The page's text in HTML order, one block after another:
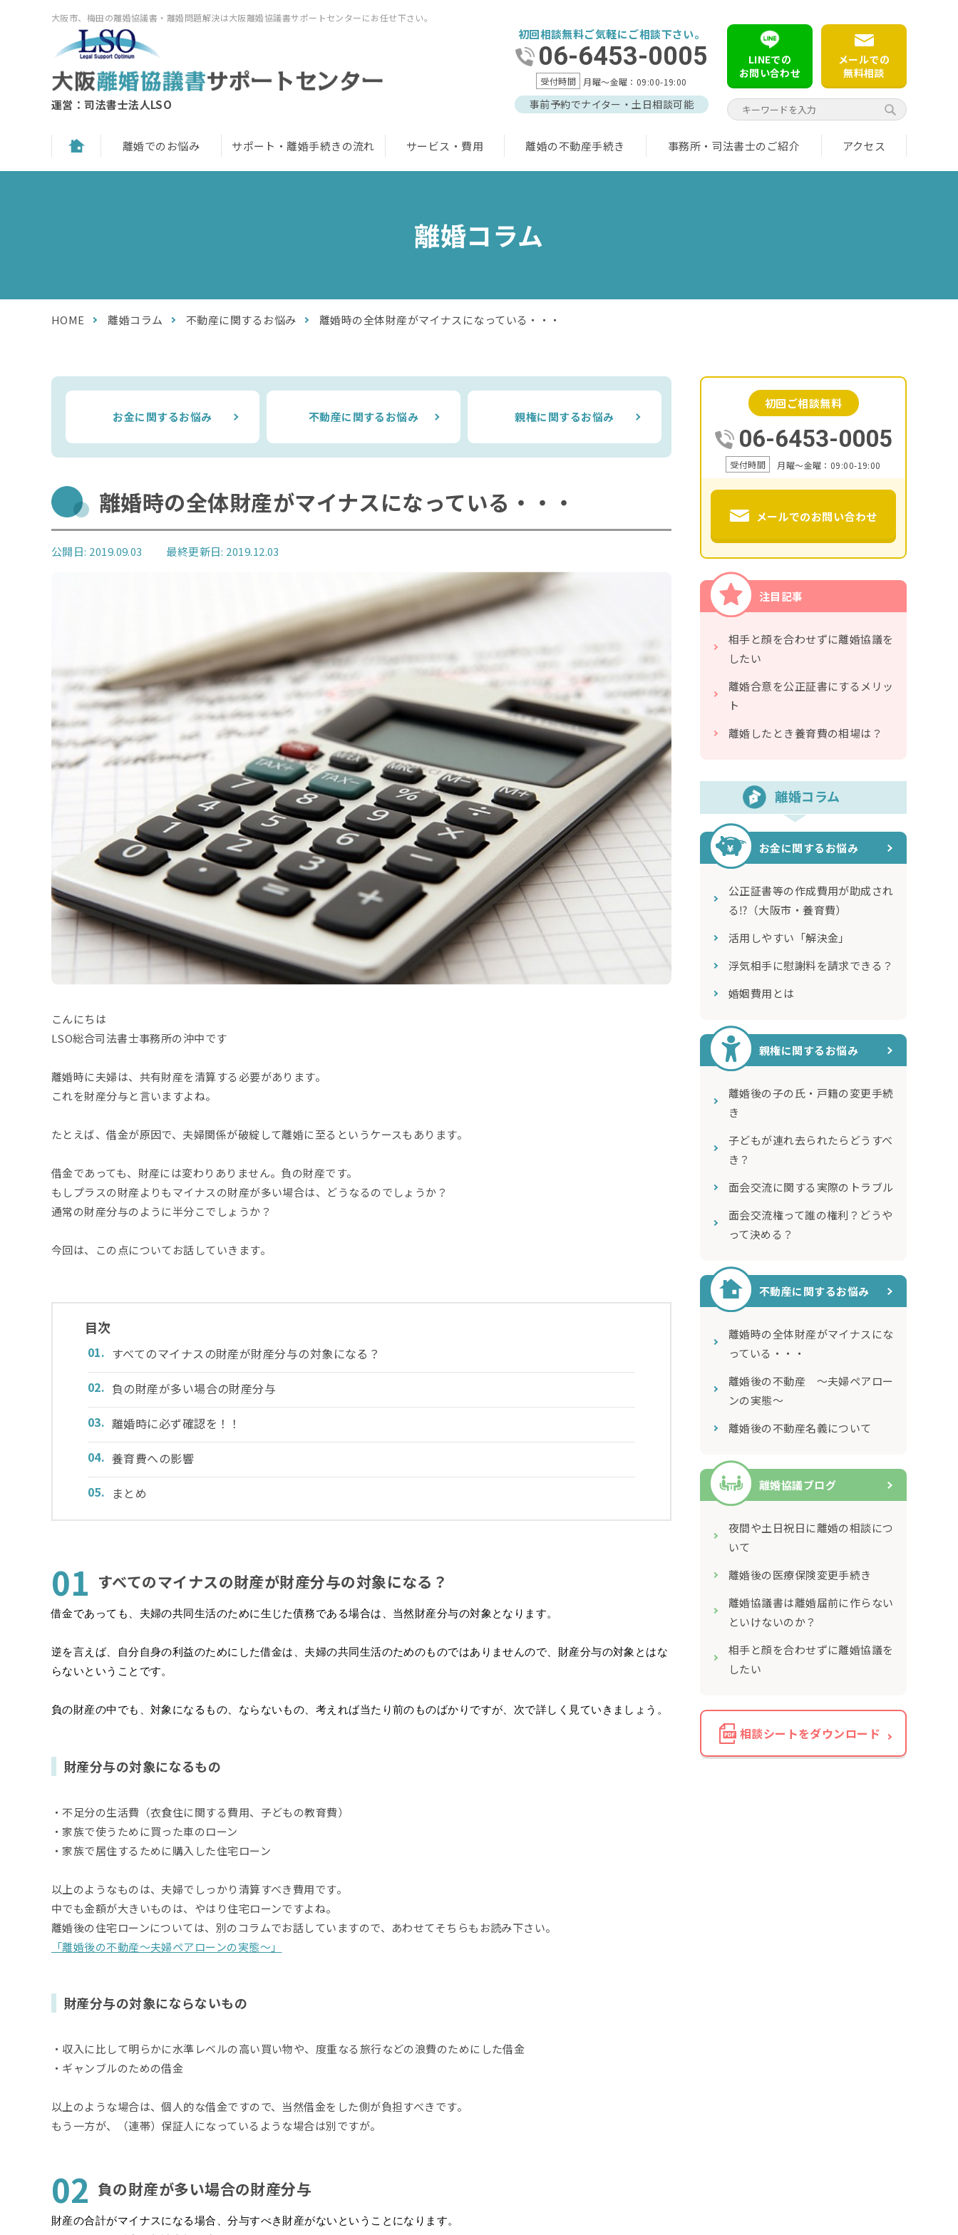
大阪市、梅田の離婚協議書・離婚問題解決は大阪離婚協議書サポートセンターにお任せ下さい。
運営：司法書士法人LSO
初回相談無料ご気軽にご相談下さい。
06-6453-0005
受付時間 月曜～金曜：09:00-19:00
事前予約でナイター・土日相談可能
LINEでの
お問い合わせ
メールでの
無料相談
離婚でのお悩み サポート・離婚手続きの流れ サービス・費用 離婚の不動産手続き 事務所・司法書士のご紹介 アクセス
離婚コラム
HOME 離婚コラム 不動産に関するお悩み 離婚時の全体財産がマイナスになっている・・・
お金に関するお悩み 不動産に関するお悩み 親権に関するお悩み
離婚時の全体財産がマイナスになっている・・・
公開日: 2019.09.03 最終更新日: 2019.12.03
こんにちは
LSO総合司法書士事務所の沖中です
離婚時に夫婦は、共有財産を清算する必要があります。
これを財産分与と言いますよね。
たとえば、借金が原因で、夫婦関係が破綻して離婚に至るというケースもあります。
借金であっても、財産には変わりありません。負の財産です。
もしプラスの財産よりもマイナスの財産が多い場合は、どうなるのでしょうか？
通常の財産分与のように半分こでしょうか？
今回は、この点についてお話していきます。
目次
すべてのマイナスの財産が財産分与の対象になる？
負の財産が多い場合の財産分与
離婚時に必ず確認を！！
養育費への影響
まとめ
01 すべてのマイナスの財産が財産分与の対象になる？
借金であっても、夫婦の共同生活のために生じた債務である場合は、当然財産分与の対象となります。
逆を言えば、自分自身の利益のためにした借金は、夫婦の共同生活のためのものではありませんので、財産分与の対象とはな
らないということです。
負の財産の中でも、対象になるもの、ならないもの、考えれば当たり前のものばかりですが、次で詳しく見ていきましょう。
財産分与の対象になるもの
・不足分の生活費（衣食住に関する費用、子どもの教育費）
・家族で使うために買った車のローン
・家族で居住するために購入した住宅ローン
以上のようなものは、夫婦でしっかり清算すべき費用です。
中でも金額が大きいものは、やはり住宅ローンですよね。
離婚後の住宅ローンについては、別のコラムでお話していますので、あわせてそちらもお読み下さい。
「離婚後の不動産～夫婦ペアローンの実態～」
財産分与の対象にならないもの
・収入に比して明らかに水準レベルの高い買い物や、度重なる旅行などの浪費のためにした借金
・ギャンブルのための借金
以上のような場合は、個人的な借金ですので、当然借金をした側が負担すべきです。
もう一方が、（連帯）保証人になっているような場合は別ですが。
02 負の財産が多い場合の財産分与
財産の合計がマイナスになる場合、分与すべき財産がないということになります。
初回ご相談無料
06-6453-0005
受付時間 月曜～金曜：09:00-19:00
メールでのお問い合わせ
注目記事
相手と顔を合わせずに離婚協議を
したい
離婚合意を公正証書にするメリッ
ト
離婚したとき養育費の相場は？
離婚コラム
お金に関するお悩み
公正証書等の作成費用が助成され
る⁉（大阪市・養育費）
活用しやすい「解決金」
浮気相手に慰謝料を請求できる？
婚姻費用とは
親権に関するお悩み
離婚後の子の氏・戸籍の変更手続
き
子どもが連れ去られたらどうすべ
き？
面会交流に関する実際のトラブル
面会交流権って誰の権利？どうや
って決める？
不動産に関するお悩み
離婚時の全体財産がマイナスにな
っている・・・
離婚後の不動産 ～夫婦ペアロー
ンの実態～
離婚後の不動産名義について
離婚協議ブログ
夜間や土日祝日に離婚の相談につ
いて
離婚後の医療保険変更手続き
離婚協議書は離婚届前に作らない
といけないのか？
相手と顔を合わせずに離婚協議を
したい
相談シートをダウンロード